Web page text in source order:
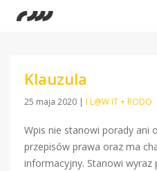
Klauzula
25 maja 2020 | I L@W IT + RODO
Wpis nie stanowi porady ani
przepisów prawa oraz ma
informacyjny. Stanowi